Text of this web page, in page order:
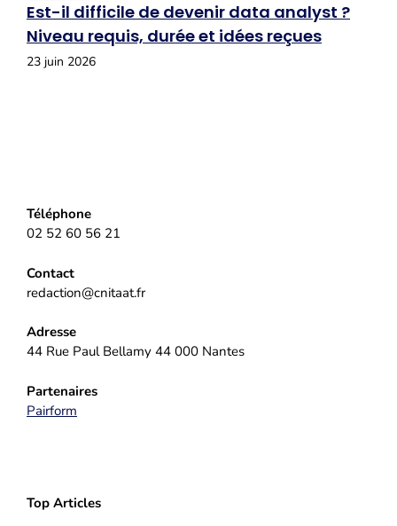
Est-il difficile de devenir data analyst ?
Niveau requis, durée et idées reçues
23 juin 2026
Téléphone
02 52 60 56 21
Contact
redaction@cnitaat.fr
Adresse
44 Rue Paul Bellamy 44 000 Nantes
Partenaires
Pairform
Top Articles